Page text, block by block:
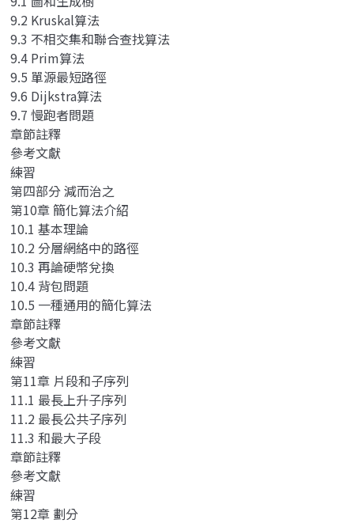
9.2 Kruskal算法
9.3 不相交集和聯合查找算法
9.4 Prim算法
9.5 單源最短路徑
9.6 Dijkstra算法
9.7 慢跑者問題
章節註釋
參考文獻
練習
第四部分 減而治之
第10章 簡化算法介紹
10.1 基本理論
10.2 分層網絡中的路徑
10.3 再論硬幣兌換
10.4 背包問題
10.5 一種通用的簡化算法
章節註釋
參考文獻
練習
第11章 片段和子序列
11.1 最長上升子序列
11.2 最長公共子序列
11.3 和最大子段
章節註釋
參考文獻
練習
第12章 劃分